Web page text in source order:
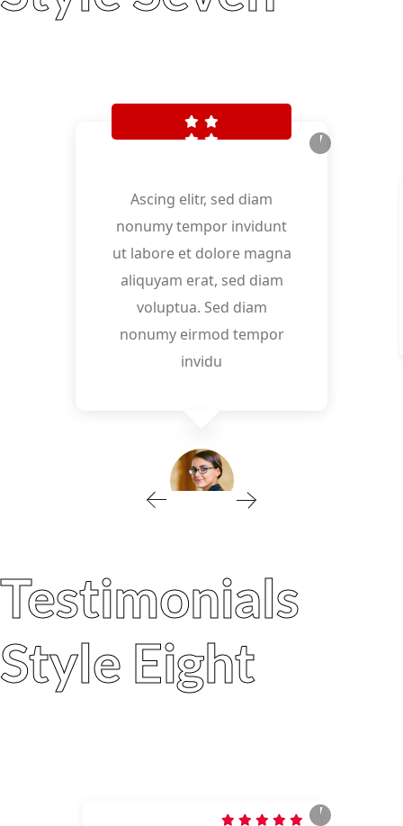
Ascing elitr, sed diam
nonumy tempor invidunt
ut labore et dolore magna
aliquyam erat, sed diam
voluptua. Sed diam
nonumy eirmod tempor
invidu
Testimonials
Style Eight